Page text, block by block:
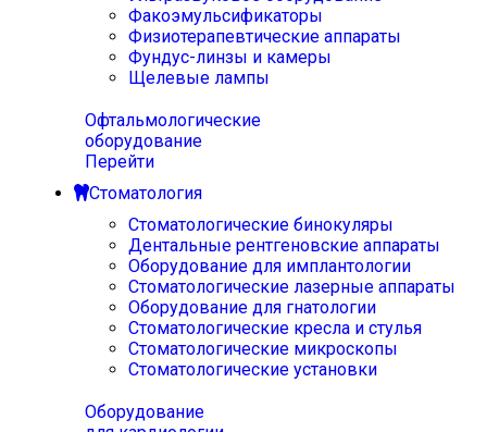
Факоэмульсификаторы
Физиотерапевтические аппараты
Фундус-линзы и камеры
Щелевые лампы
Офтальмологические
оборудование
Перейти
Стоматология
Стоматологические бинокуляры
Дентальные рентгеновские аппараты
Оборудование для имплантологии
Стоматологические лазерные аппараты
Оборудование для гнатологии
Стоматологические кресла и стулья
Стоматологические микроскопы
Стоматологические установки
Оборудование